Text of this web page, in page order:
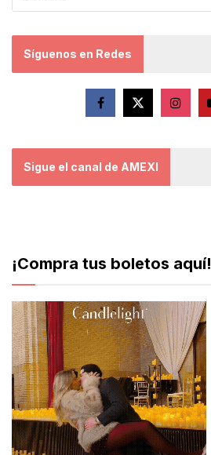
Síguenos en Redes
Sigue el canal de AMEXI
¡Compra tus boletos aquí!